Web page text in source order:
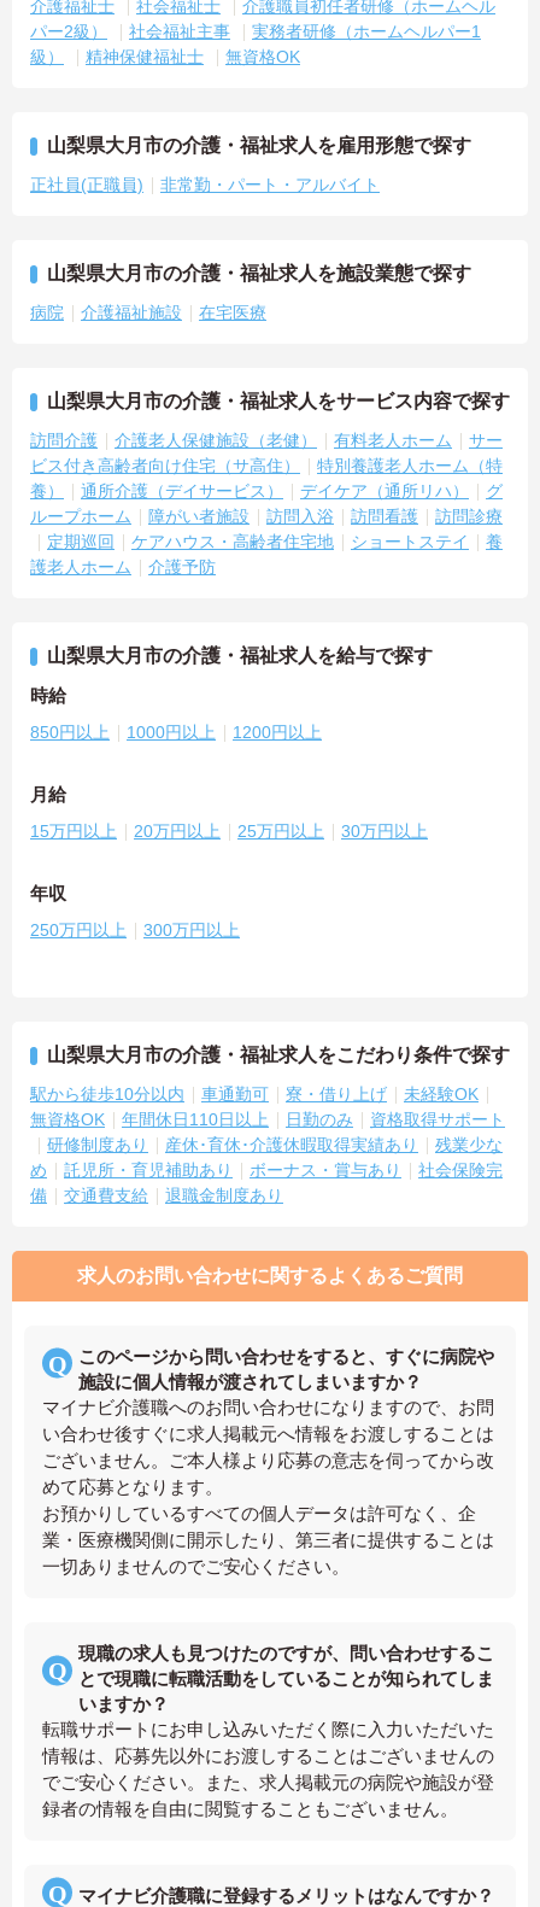
介護福祉士 社会福祉士
介護職員初任者研修（ホームヘル
パー2級）
社会福祉主事
実務者研修（ホームヘルパー1
級）
精神保健福祉士 無資格OK
山梨県大月市の介護・福祉求人を雇用形態で探す
正社員(正職員) 非常勤・パート・アルバイト
山梨県大月市の介護・福祉求人を施設業態で探す
病院 介護福祉施設 在宅医療
山梨県大月市の介護・福祉求人をサービス内容で探す
訪問介護 介護老人保健施設（老健） 有料老人ホーム
サー
ビス付き高齢者向け住宅（サ高住）
特別養護老人ホーム（特
養）
通所介護（デイサービス） デイケア（通所リハ）
グ
ループホーム
障がい者施設 訪問入浴 訪問看護
訪問診療
定期巡回
ケアハウス・高齢者住宅地 ショートステイ
養
護老人ホーム
介護予防
山梨県大月市の介護・福祉求人を給与で探す
時給
850円以上 1000円以上 1200円以上
月給
15万円以上 20万円以上 25万円以上 30万円以上
年収
250万円以上 300万円以上
山梨県大月市の介護・福祉求人をこだわり条件で探す
駅から徒歩10分以内 車通勤可 寮・借り上げ
未経験OK
無資格OK
年間休日110日以上 日勤のみ
資格取得サポート
研修制度あり
産休･育休･介護休暇取得実績あり
残業少な
め
託児所・育児補助あり ボーナス・賞与あり
社会保険完
備
交通費支給 退職金制度あり
求人のお問い合わせに関するよくあるご質問
このページから問い合わせをすると、すぐに病院や
施設に個人情報が渡されてしまいますか？
マイナビ介護職へのお問い合わせになりますので、お問
い合わせ後すぐに求人掲載元へ情報をお渡しすることは
ございません。ご本人様より応募の意志を伺ってから改
めて応募となります。
お預かりしているすべての個人データは許可なく、企
業・医療機関側に開示したり、第三者に提供することは
一切ありませんのでご安心ください。
現職の求人も見つけたのですが、問い合わせするこ
とで現職に転職活動をしていることが知られてしま
いますか？
転職サポートにお申し込みいただく際に入力いただいた
情報は、応募先以外にお渡しすることはございませんの
でご安心ください。また、求人掲載元の病院や施設が登
録者の情報を自由に閲覧することもございません。
マイナビ介護職に登録するメリットはなんですか？